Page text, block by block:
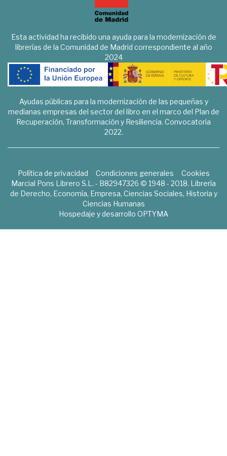
Esta actividad ha recibido una ayuda para la modernización de
librerías de la Comunidad de Madrid correspondiente al año
2024
Ayudas públicas para la modernización de las pequeñas y
medianas empresas del sector del libro en el marco del Plan de
Recuperación, Transformación y Resiliencia. Convocatoria
2022.
Política de privacidad Condiciones generales
Cookies
Marcial Pons Librero S.L. - B82947326 © 1948 - 2018. Librería
de Derecho, Economía, Empresa, Ciencias Sociales, Historia y
Ciencias Humanas
Hospedaje y desarrollo OPTYMA